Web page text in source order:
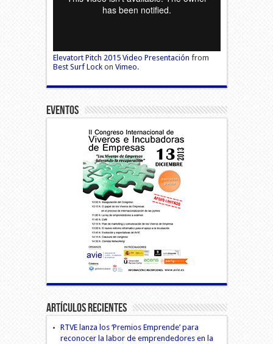
Elevatort Pitch 2015 Video Presentación from
Best Surf Lockon Vimeo.
Eventos
Artículos Recientes
RTVE lanza los ‘Premios Emprende’ para
reconocer la labor de emprendedores en la